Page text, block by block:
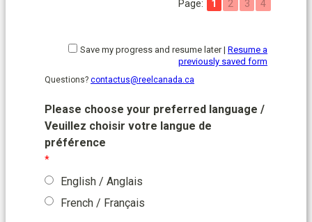
Page: 1 2 3 4
Save my progress and resume later| Resume a
previously saved form
Questions? contactus@reelcanada.ca
Please choose your preferred language /
Veuillez choisir votre langue de
préférence
English / Anglais
French / Français